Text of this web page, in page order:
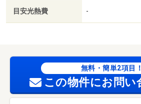
ーヒー）（飲食店）まで１８７４ｍ
目安光熱費 -
無料・簡単2項目！
この物件にお問い